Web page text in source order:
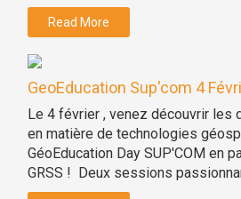
Read More
GeoEducation Sup'com 4
Le 4 février , venez découvrir les
en matière de technologies
GéoEducation Day SUP'COM en
GRSS ! Deux sessions